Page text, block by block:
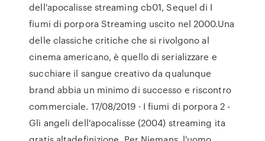
dell'apocalisse streaming cb01, Sequel di I
fiumi di porpora Streaming uscito nel 2000.Una
delle classiche critiche che si rivolgono al
cinema americano, è quello di serializzare e
succhiare il sangue creativo da qualunque
brand abbia un minimo di successo e riscontro
commerciale. 17/08/2019 · I fiumi di porpora 2 -
Gli angeli dell'apocalisse (2004) streaming ita